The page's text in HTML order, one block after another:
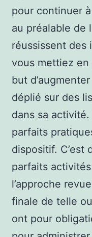
pour continuer
au préalable de
réussissent des
vous mettiez en
but
déplié sur des
dans sa
parfaits
dispositif. C’est
parfaits
l’approche
finale de telle
ont pour